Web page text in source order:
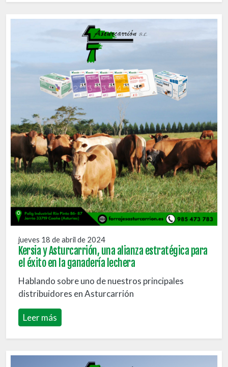
jueves 18 de abril de 2024
Kersia y Asturcarrión, una alianza estratégica para
el éxito en la ganadería lechera
Hablando sobre uno de nuestros principales
distribuidores en Asturcarrión
Leer más